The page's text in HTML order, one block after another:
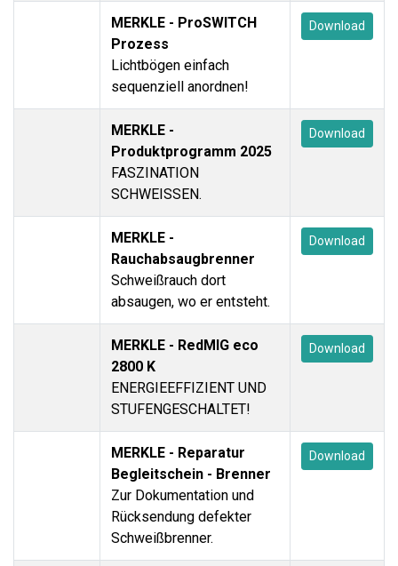
MERKLE - ProSWITCH
Prozess
Lichtbögen einfach
sequenziell anordnen!
Download
MERKLE -
Produktprogramm 2025
FASZINATION
SCHWEISSEN.
Download
MERKLE -
Rauchabsaugbrenner
Schweißrauch dort
absaugen, wo er entsteht.
Download
MERKLE - RedMIG eco
2800 K
ENERGIEEFFIZIENT UND
STUFENGESCHALTET!
Download
MERKLE - Reparatur
Begleitschein - Brenner
Zur Dokumentation und
Rücksendung defekter
Schweißbrenner.
Download